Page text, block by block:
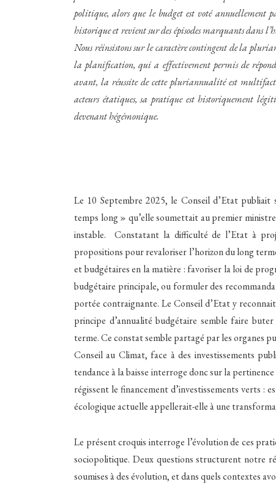
politique, alors que le budget est voté annuellement
historique et revient sur des épisodes marquants dans
Nous réinsistons sur le caractère contingent de la
la planification, qui a effectivement permis de
avant, la réussite de cette pluriannualité est
acteurs étatiques, sa pratique est historiquement
devenant hégémonique.
Le 10 Septembre 2025, le Conseil d’Etat
temps long » qu’elle soumettait au premier
instable. Constatant la difficulté de l’Etat à
propositions pour revaloriser l’horizon du long
et budgétaires en la matière : favoriser la loi de
budgétaire principale, ou formuler des
portée contraignante. Le Conseil d’Etat y
principe d’annualité budgétaire semble faire
terme. Ce constat semble partagé par les organes
Conseil au Climat, face à des investissements
tendance à la baisse interroge donc sur la
régissent le financement d’investissements verts :
écologique actuelle appellerait-elle à une
Le présent croquis interroge l’évolution de ces
sociopolitique. Deux questions structurent notre
soumises à des évolution, et dans quels contextes